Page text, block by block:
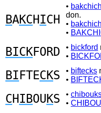
BAKCHICH
• bakchich
don.
• bakchich
•
BICKFORD • bickford
•
BI FTECKS • biftecks
•
CHIBOUKS •
•